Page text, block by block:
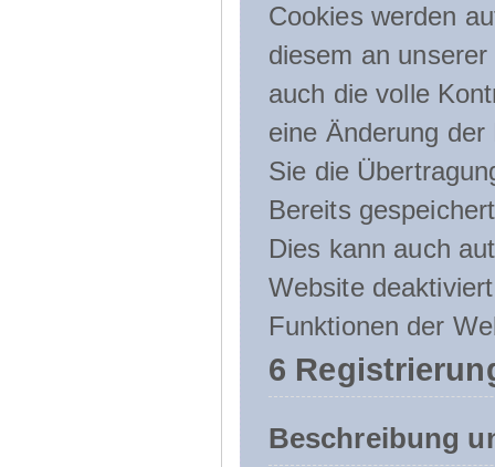
Cookies werden
diesem an
auch die volle
eine Änderung
Sie die
Bereits
Dies kann auch
Website
Funktionen der
6
Beschreibung